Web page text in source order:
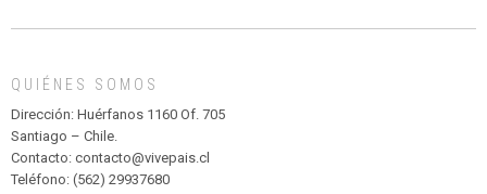
MADAGASCAR
PARQUE
HURATDO
QUIÉNES SOMOS
Dirección: Huérfanos 1160 Of. 705
Santiago – Chile.
Contacto: contacto@vivepais.cl
Teléfono: (562) 29937680